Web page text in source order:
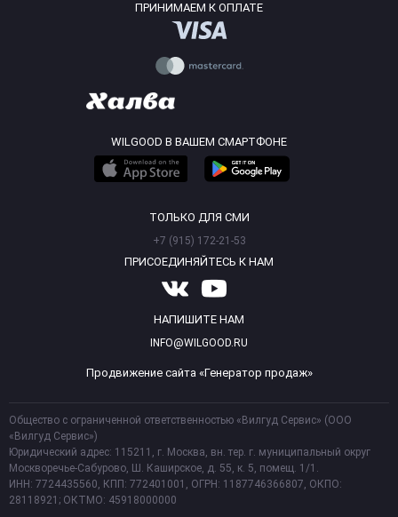
ПРИНИМАЕМ К ОПЛАТЕ
WILGOOD В ВАШЕМ СМАРТФОНЕ
ТОЛЬКО ДЛЯ СМИ
+7 (915) 172-21-53
ПРИСОЕДИНЯЙТЕСЬ К НАМ
НАПИШИТЕ НАМ
INFO@WILGOOD.RU
Продвижение сайта «Генератор продаж»
Общество с ограниченной ответственностью «Вилгуд Сервис» (ООО
«Вилгуд Сервис»)
Юридический адрес: 115211, г. Москва, вн. тер. г. муниципальный округ
Москворечье-Сабурово, Ш. Каширское, д. 55, к. 5, помещ. 1/1.
ИНН: 7724435560, КПП: 772401001, ОГРН: 1187746366807, ОКПО:
28118921; ОКТМО: 45918000000